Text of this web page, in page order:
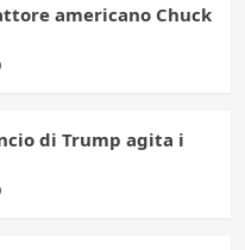
americano Chuck
di Trump agita i